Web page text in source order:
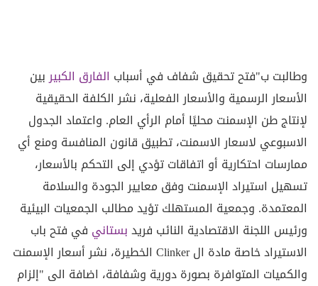
وطالبت ب"فتح تحقيق شفاف في أسباب الفارق الكبيربين
الأسعار الرسمية والأسعار الفعلية، نشر الكلفة الحقيقية
لإنتاج طن الإسمنت محليًا أمام الرأي العام. واعتماد الجدول
الاسبوعي لاسعار الاسمنت، تطبيق قانون المنافسة ومنع أي
ممارسات احتكارية أو اتفاقات تؤدي إلى التحكم بالأسعار،
تسهيل استيراد الإسمنت وفق معايير الجودة والسلامة
المعتمدة. وجمعية المستهلك تؤيد مطالب الجمعيات البيئية
ورئيس اللجنة الاقتصادية النائب فريدبستاني في فتح باب
الاستيراد خاصة مادة ال Clinker الخطيرة، نشر أسعار الإسمنت
والكميات المتوافرة بصورة دورية وشفافة، اضافة الى "إلزام